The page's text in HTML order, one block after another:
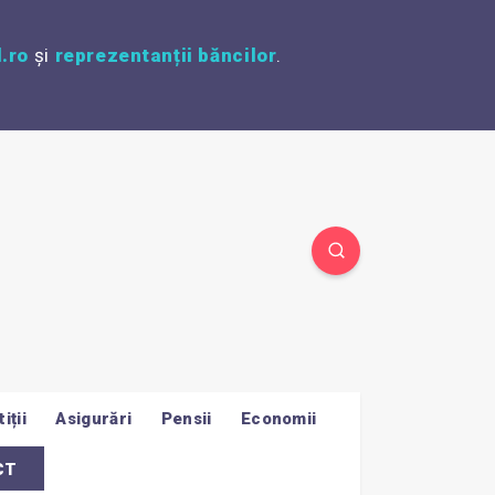
și reprezentanții băncilor.
Asigurări Pensii Economii